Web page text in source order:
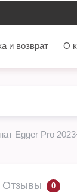
и возврат О
Egger Pro
Отзывы 0